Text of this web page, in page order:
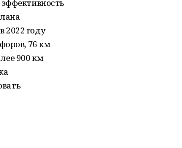
2022 году
76 км
900 км